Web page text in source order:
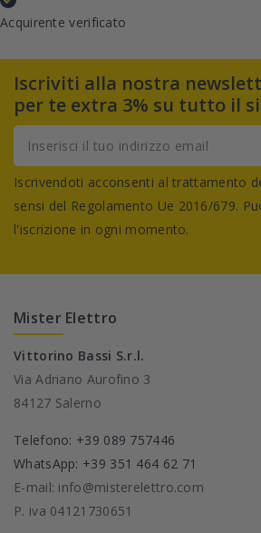
Acquirente verificato
Iscriviti alla nostra
per te extra 3% su tutto il
Iscrivendoti acconsenti al trattamento
sensi del Regolamento Ue 2016/679.
l'iscrizione in ogni momento.
Mister Elettro
Vittorino Bassi S.r.l.
Via Adriano Aurofino 3
84127 Salerno
Telefono: +39 089 757446
WhatsApp: +39 351 464 62 71
E-mail: info@misterelettro.com
P. iva 04121730651